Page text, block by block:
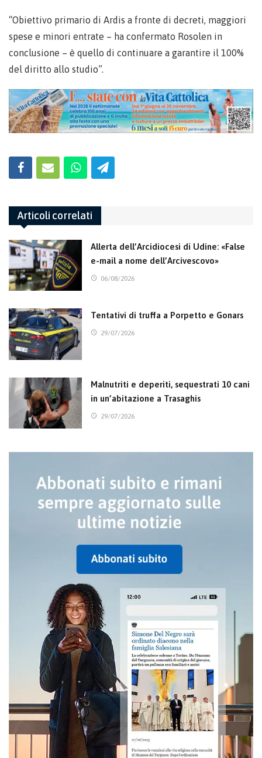
“Obiettivo primario di Ardis a fronte di decreti, maggiori
spese e minori entrate – ha confermato Rosolen in
conclusione – è quello di continuare a garantire il 100%
del diritto allo studio”.
Articoli correlati
Allerta dell’Arcidiocesi di Udine: «False
e-mail a nome dell’Arcivescovo»
06/08/2026
Tentativi di truffa a Porpetto e Gonars
29/07/2026
Malnutriti e deperiti, sequestrati 10 cani
in un’abitazione a Trasaghis
29/07/2026